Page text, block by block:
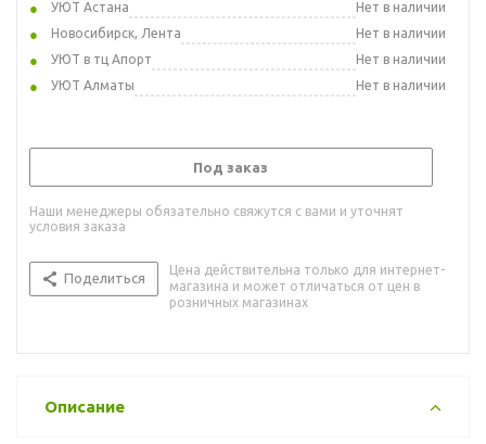
УЮТ Астана
Нет в наличии
Новосибирск, Лента
Нет в наличии
УЮТ в тц Апорт
Нет в наличии
УЮТ Алматы
Нет в наличии
Под заказ
Наши менеджеры обязательно свяжутся с вами и уточнят
условия заказа
Поделиться
Цена действительна только для интернет-
магазина и может отличаться от цен в
розничных магазинах
Описание